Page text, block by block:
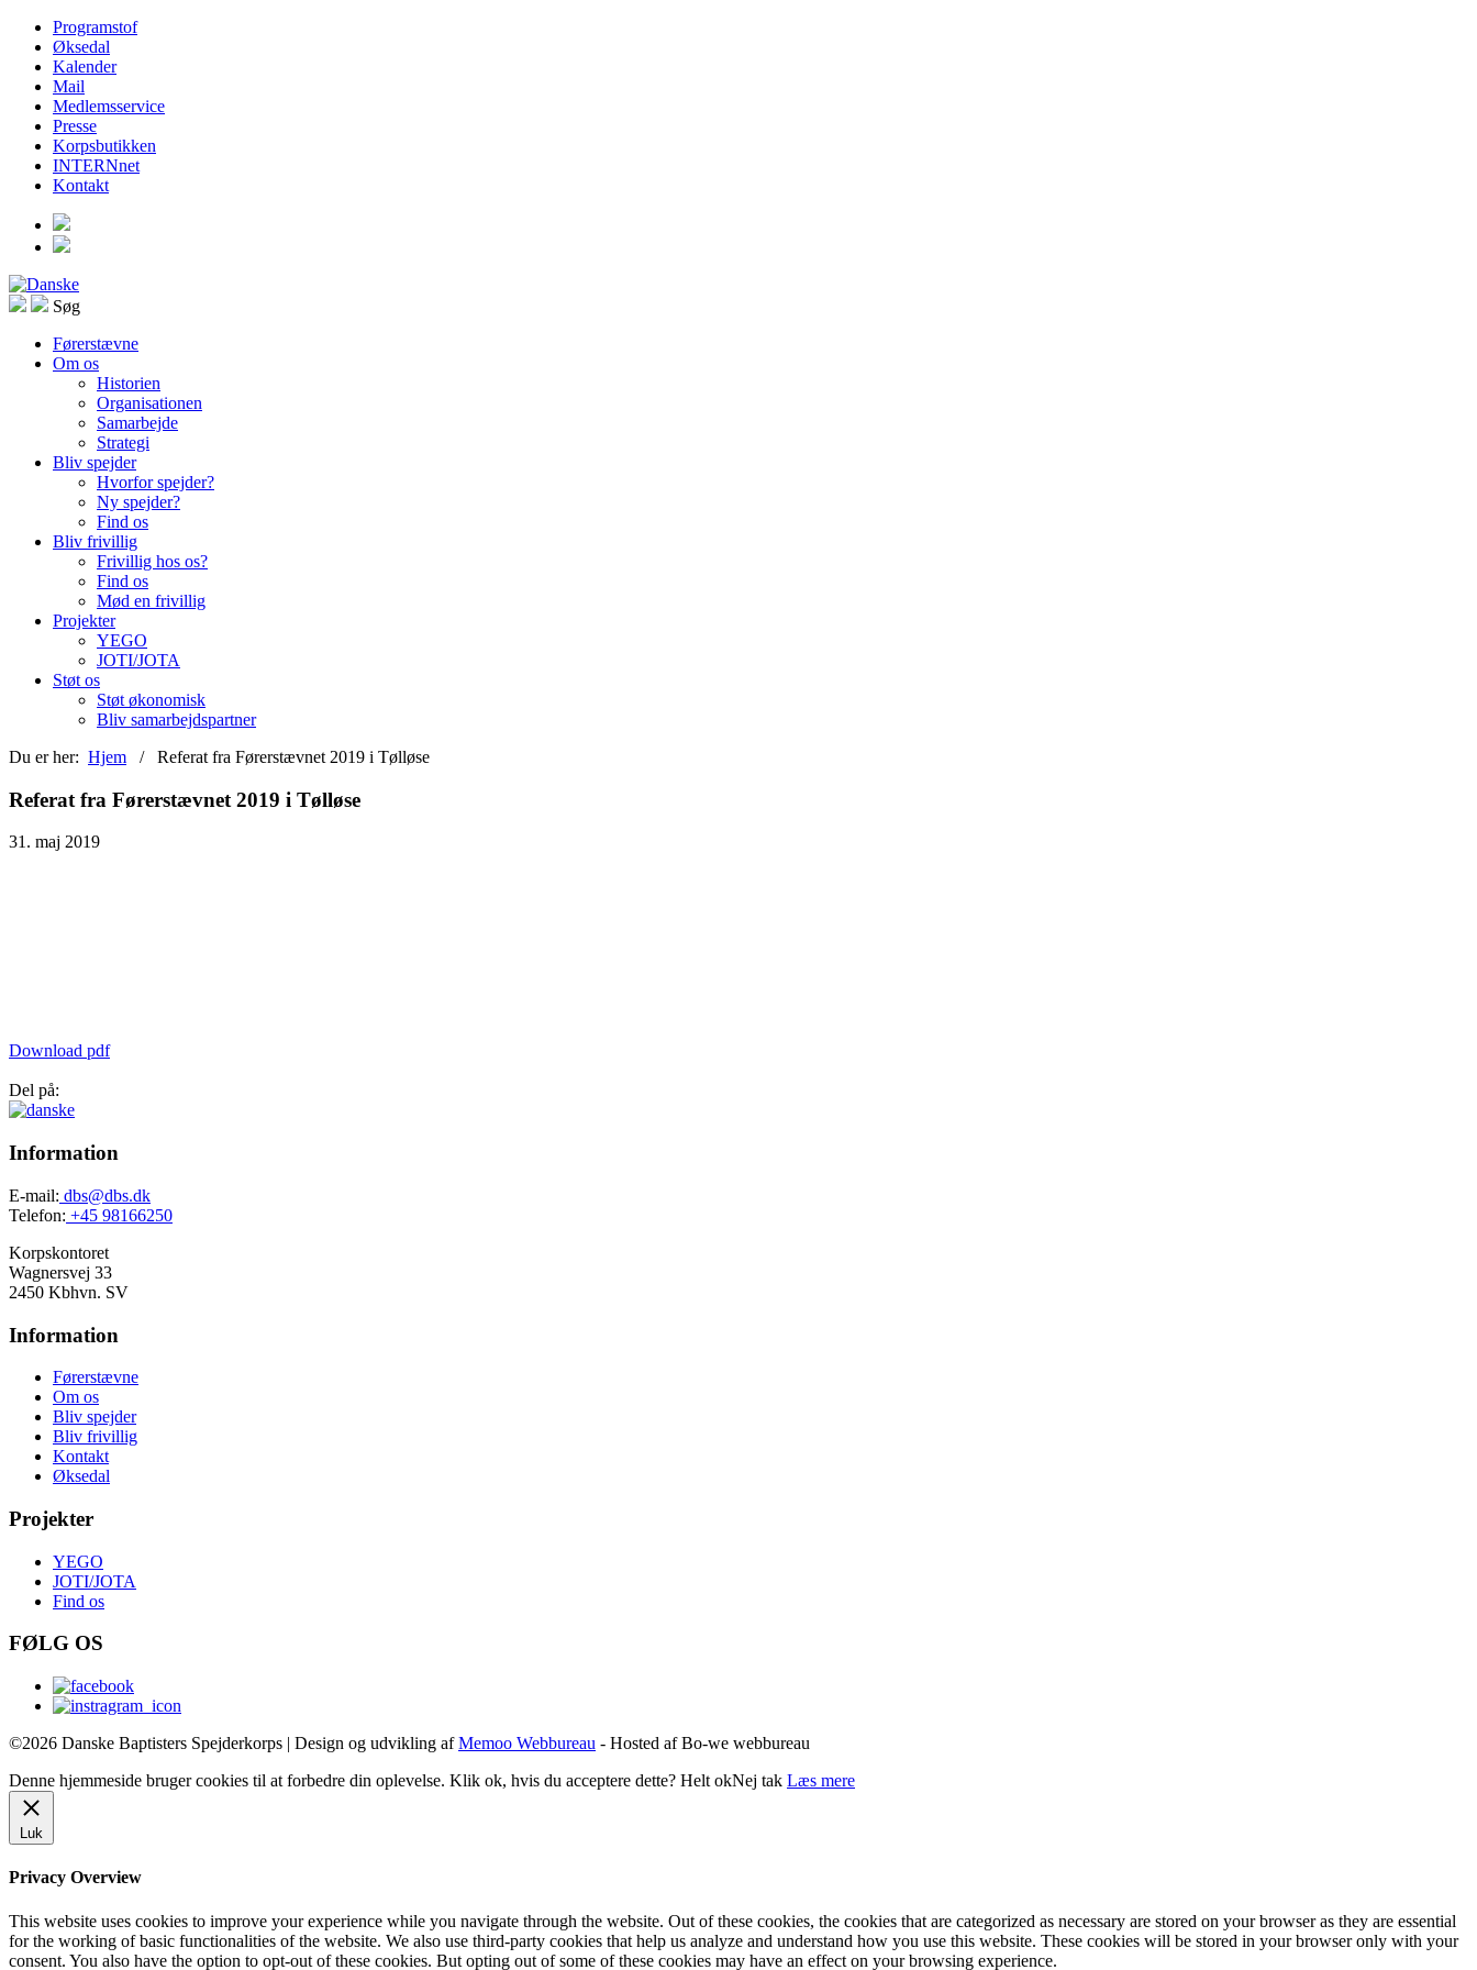
Programstof
Øksedal
Kalender
Mail
Medlemsservice
Presse
Korpsbutikken
INTERNnet
Kontakt
Søg
Førerstævne
Om os
Historien
Organisationen
Samarbejde
Strategi
Bliv spejder
Hvorfor spejder?
Ny spejder?
Find os
Bliv frivillig
Frivillig hos os?
Find os
Mød en frivillig
Projekter
YEGO
JOTI/JOTA
Støt os
Støt økonomisk
Bliv samarbejdspartner
Du er her: Hjem / Referat fra Førerstævnet 2019 i Tølløse
Referat fra Førerstævnet 2019 i Tølløse
31. maj 2019
Download pdf
Del på:
Information
E-mail: dbs@dbs.dk
Telefon: +45 98166250
Korpskontoret
Wagnersvej 33
2450 Kbhvn. SV
Information
Førerstævne
Om os
Bliv spejder
Bliv frivillig
Kontakt
Øksedal
Projekter
YEGO
JOTI/JOTA
Find os
FØLG OS
©2026 Danske Baptisters Spejderkorps | Design og udvikling afMemoo Webbureau - Hosted af Bo-we webbureau
Denne hjemmeside bruger cookies til at forbedre din oplevelse. Klik ok, hvis du acceptere dette? Helt okNej tak Læs mere
Luk
Privacy Overview
This website uses cookies to improve your experience while you navigate through the website. Out of these cookies, the cookies that are categorized as necessary are stored on your browser as they are essential
for the working of basic functionalities of the website. We also use third-party cookies that help us analyze and understand how you use this website. These cookies will be stored in your browser only with your
consent. You also have the option to opt-out of these cookies. But opting out of some of these cookies may have an effect on your browsing experience.